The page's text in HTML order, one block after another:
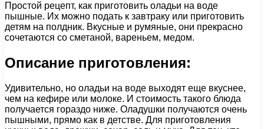
Простой рецепт, как приготовить оладьи на воде
пышные. Их можно подать к завтраку или приготовить
детям на полдник. Вкусные и румяные, они прекрасно
сочетаются со сметаной, вареньем, медом.
Описание приготовления:
Удивительно, но оладьи на воде выходят еще вкуснее,
чем на кефире или молоке. И стоимость такого блюда
получается гораздо ниже. Оладушки получаются очень
пышными, прямо как в детстве. Для приготовления